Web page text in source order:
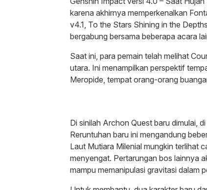
karena akhirnya memperkenalkan
v4.1, To the Stars Shining in the
bergabung bersama beberapa acara
Saat ini, para pemain telah melihat
utara. Ini menampilkan perspektif
Meropide, tempat orang-orang
Di sinilah Archon Quest baru dimulai,
Reruntuhan baru ini mengandung
Laut Mutiara Milenial mungkin terlihat
menyengat. Pertarungan bos lainnya
mampu memanipulasi gravitasi dalam